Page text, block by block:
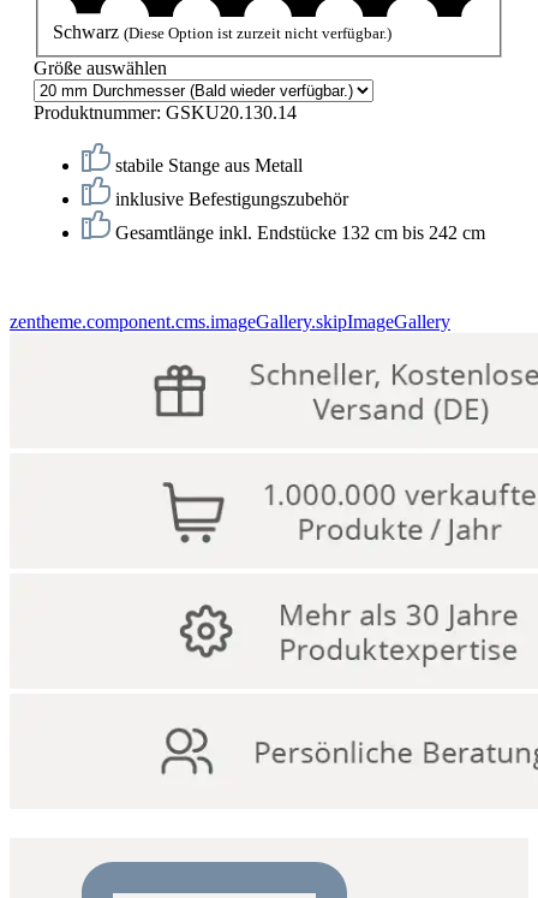
Schwarz (Diese Option ist zurzeit nicht verfügbar.)
Größe auswählen
Produktnummer: GSKU20.130.14
stabile Stange aus Metall
inklusive Befestigungszubehör
Gesamtlänge inkl. Endstücke 132 cm bis 242 cm
zentheme.component.cms.imageGallery.skipImageGallery